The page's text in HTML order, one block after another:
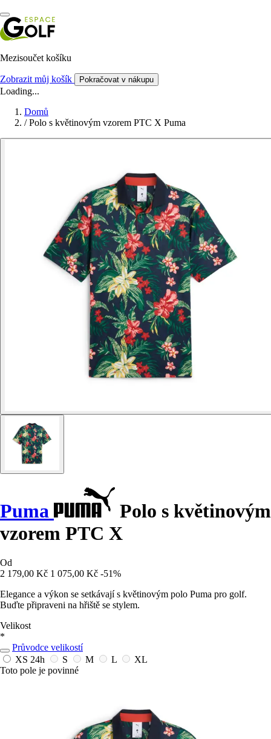
Mezisoučet košíku
Zobrazit můj košík Pokračovat v nákupu
Loading...
Domů
/ Polo s květinovým vzorem PTC X Puma
Puma
Polo s květinovým
vzorem PTC X
Od
2 179,00 Kč 1 075,00 Kč -51%
Elegance a výkon se setkávají s květinovým polo Puma pro golf.
Buďte připraveni na hřiště se stylem.
Velikost
*
Průvodce velikostí
XS 24h S M L
XL
Toto pole je povinné